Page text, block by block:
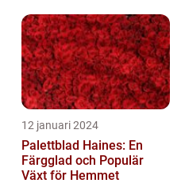
12 januari 2024
Palettblad Haines: En
Färgglad och Populär
Växt för Hemmet